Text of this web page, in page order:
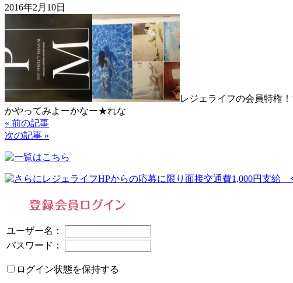
2016年2月10日
レジェライフの会員特権
かやってみよーかなー★れな
« 前の記事
次の記事 »
ユーザー名：
パスワード：
ログイン状態を保持する